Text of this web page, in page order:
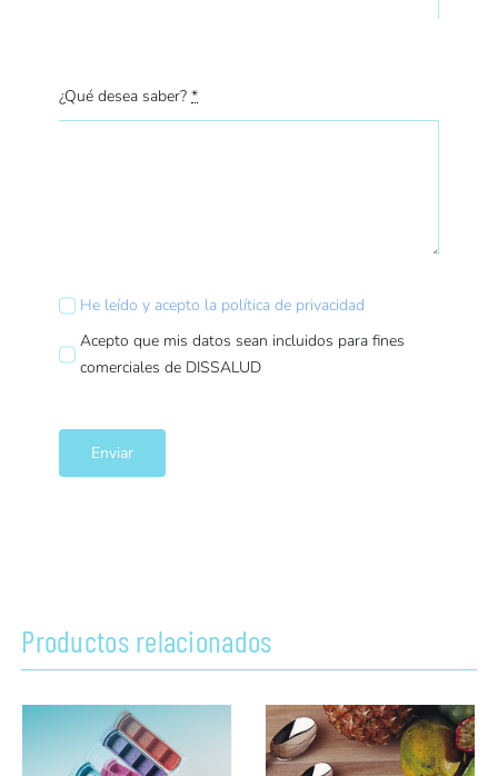
¿Qué desea saber?*
He leído y acepto la política de privacidad
Acepto que mis datos sean incluidos para fines
comerciales de DISSALUD
Enviar
Productos relacionados